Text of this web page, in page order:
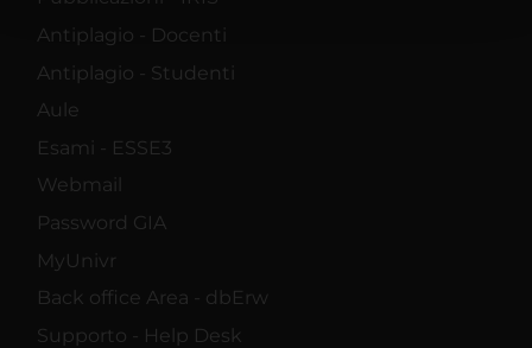
raccolto dal tuo utilizzo dei loro servizi.
Antiplagio - Docenti
Antiplagio - Studenti
Aule
Esami - ESSE3
Webmail
Password GIA
MyUnivr
Back office Area - dbErw
Supporto - Help Desk